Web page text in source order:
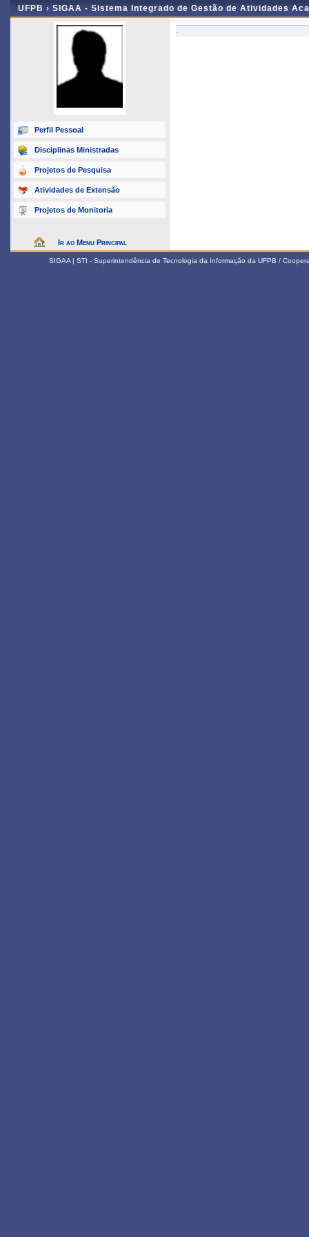
UFPB › SIGAA - Sistema Integrado de Gestão de Atividades
Perfil Pessoal
Disciplinas Ministradas
Projetos de Pesquisa
Atividades de Extensão
Projetos de Monitoria
Ir ao Menu Principal
-
SIGAA | STI - Superintendência de Tecnologia da Informação da UFPB /